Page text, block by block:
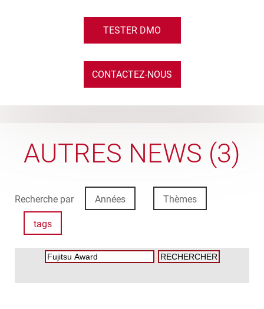
TESTER DMO
CONTACTEZ-NOUS
AUTRES NEWS (3)
Recherche par Années Thèmes
tags